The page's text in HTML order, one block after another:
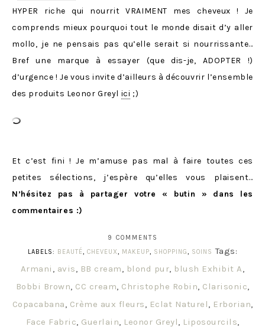
HYPER riche qui nourrit VRAIMENT mes cheveux ! Je
comprends mieux pourquoi tout le monde disait d’y aller
mollo, je ne pensais pas qu’elle serait si nourrissante…
Bref une marque à essayer (que dis-je, ADOPTER !)
d’urgence ! Je vous invite d’ailleurs à découvrir l’ensemble
des produits Leonor Greyl ici ;)
Et c’est fini ! Je m’amuse pas mal à faire toutes ces
petites sélections, j’espère qu’elles vous plaisent…
N’hésitez pas à partager votre « butin » dans les
commentaires :)
9 COMMENTS
LABELS: BEAUTÉ CHEVEUX MAKEUP SHOPPING SOINS Tags:
Armani
avis BB cream blond pur blush Exhibit A
Bobbi Brown CC cream Christophe Robin Clarisonic
Copacabana
Crème aux fleurs Eclat Naturel Erborian
Face Fabric Guerlain Leonor Greyl Liposourcils